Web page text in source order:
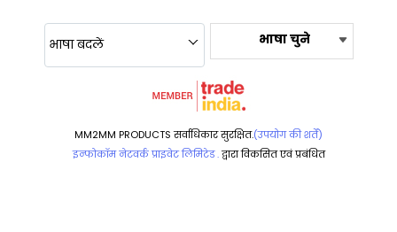
MM2MM PRODUCTS सर्वाधिकार सुरक्षित.(उपयोग की शर्तें)
इन्फोकॉम नेटवर्क प्राइवेट लिमिटेड .द्वारा विकसित एवं प्रबंधित
भाषा बदलें भाषा चुने